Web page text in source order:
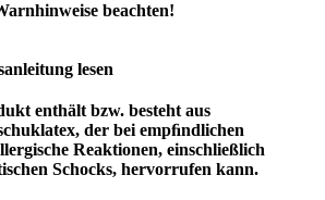
beachten!
lesen
enthält bzw. besteht aus
der bei empﬁndlichen
Reaktionen, einschließlich
Schocks, hervorrufen kann.